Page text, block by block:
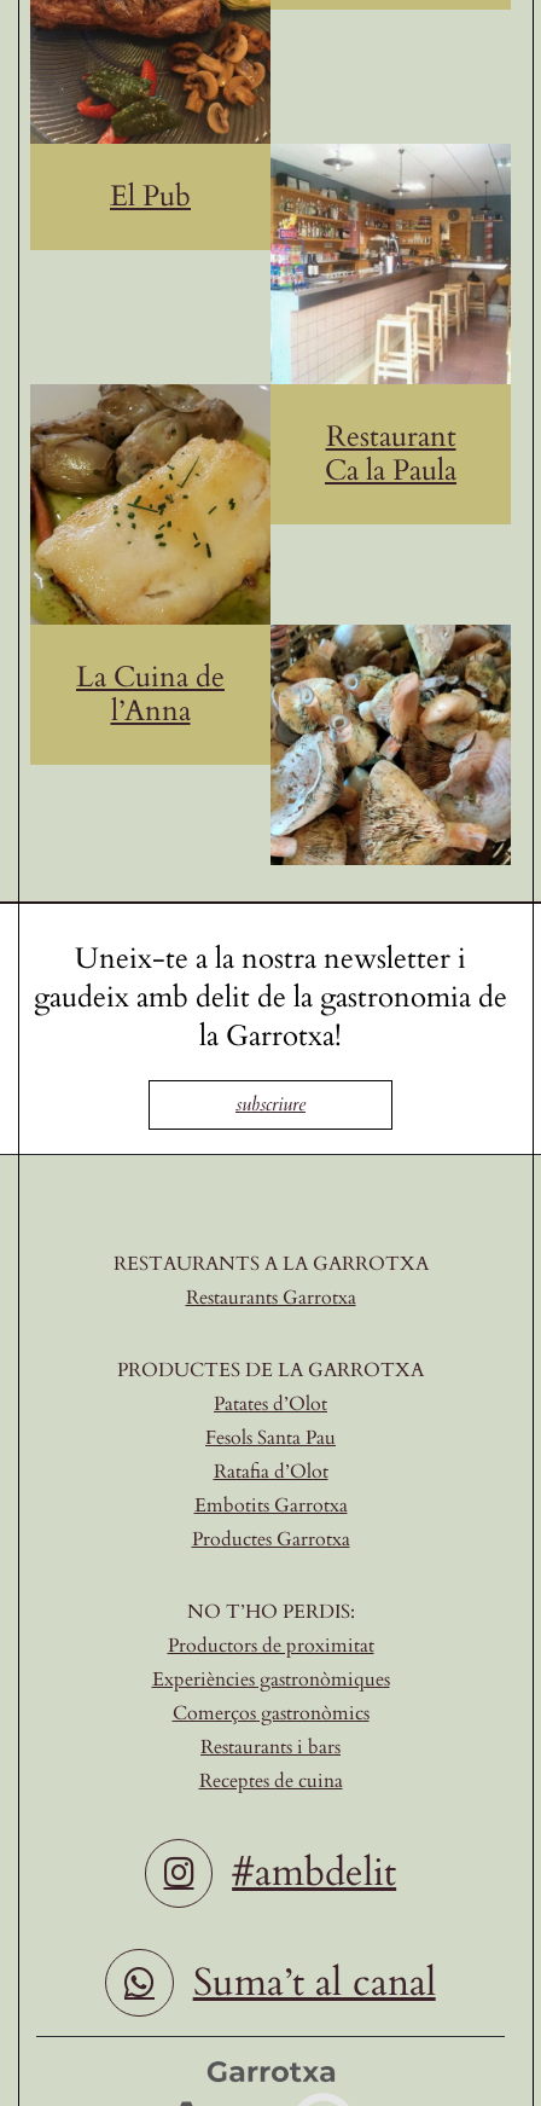
El Pub
Restaurant
Ca la Paula
La Cuina de
l’Anna
Uneix-te a la nostra newsletter i
gaudeix amb delit de la gastronomia de
la Garrotxa!
subscriure
RESTAURANTS A LA GARROTXA
Restaurants Garrotxa
PRODUCTES DE LA GARROTXA
Patates d’Olot
Fesols Santa Pau
Ratafia d’Olot
Embotits Garrotxa
Productes Garrotxa
NO T’HO PERDIS:
Productors de proximitat
Experiències gastronòmiques
Comerços gastronòmics
Restaurants i bars
Receptes de cuina
#ambdelit
Suma’t al canal